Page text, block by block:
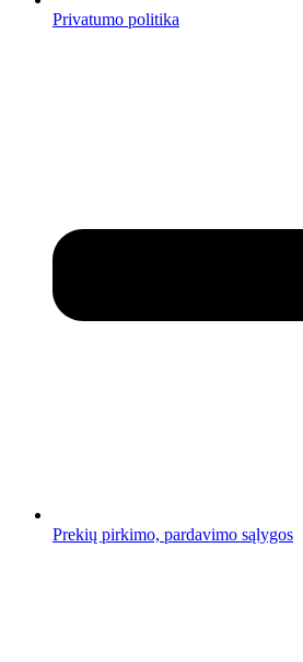
Privatumo politika
Prekių pirkimo, pardavimo sąlygos